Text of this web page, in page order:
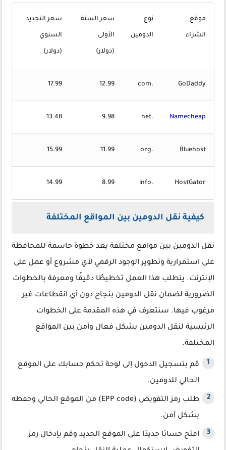
موقع
الشراء
نوع
الدومين
سعر السنة
الأولى
(دولار)
سعر التجديد
السنوي
(دولار)
GoDaddy
.com
12.99
17.99
Namecheap
.net
9.98
13.48
Bluehost
.org
11.99
15.99
HostGator
.info
8.99
14.99
كيفية نقل الدومين بين المواقع المختلفة
نقل الدومين بين مواقع مختلفة يعد خطوة حاسمة للمحافظة
على استمرارية وتطوير الوجود الرقمي لأي مشروع أو عمل على
الإنترنت. يتطلب هذا العمل تخطيطًا دقيقًا ومعرفة بالخطوات
الضرورية لضمان نقل الدومين بنجاح دون أي انقطاعات غير
مرغوب فيها. سنتعرف في هذه المقدمة على الخطوات
الرئيسية لنقل الدومين بشكل فعال وآمن بين المواقع
المختلفة.
قم بتسجيل الدخول إلى لوحة تحكم حسابك على الموقع
الحالي للدومين.
طلب رمز التفويض (EPP code) من الموقع الحالي وحفظه
بشكل آمن.
افتح حسابًا جديدًا على الموقع الجديد وقم بإدخال رمز